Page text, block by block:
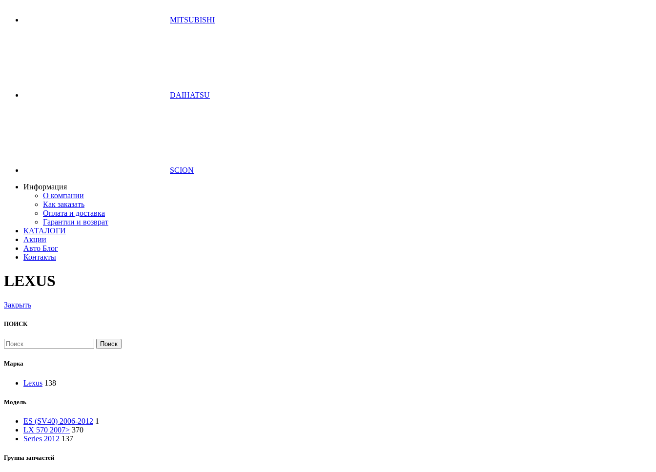
MITSUBISHI
DAIHATSU
SCION
Информация
О компании
Как заказать
Оплата и доставка
Гарантии и возврат
КАТАЛОГИ
Акции
Авто Блог
Контакты
LEXUS
Закрыть
ПОИСК
Поиск
Марка
Lexus 138
Модель
ES (SV40) 2006-2012 1
LX 570 2007> 370
Series 2012 137
Группа запчастей